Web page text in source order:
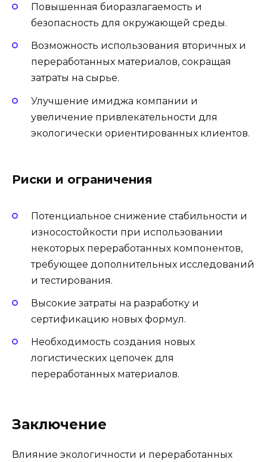
Повышенная биоразлагаемость и
безопасность для окружающей среды.
Возможность использования вторичных и
переработанных материалов, сокращая
затраты на сырье.
Улучшение имиджа компании и
увеличение привлекательности для
экологически ориентированных клиентов.
Риски и ограничения
Потенциальное снижение стабильности и
износостойкости при использовании
некоторых переработанных компонентов,
требующее дополнительных исследований
и тестирования.
Высокие затраты на разработку и
сертификацию новых формул.
Необходимость создания новых
логистических цепочек для
переработанных материалов.
Заключение
Влияние экологичности и переработанных